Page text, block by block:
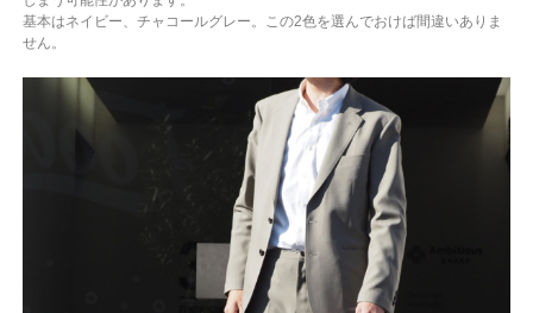
基本はネイビー、チャコールグレー。この2色を選んでおけば間違いありま
せん。